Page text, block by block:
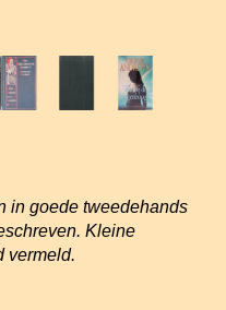
in goede tweedehands
Kleine
vermeld.